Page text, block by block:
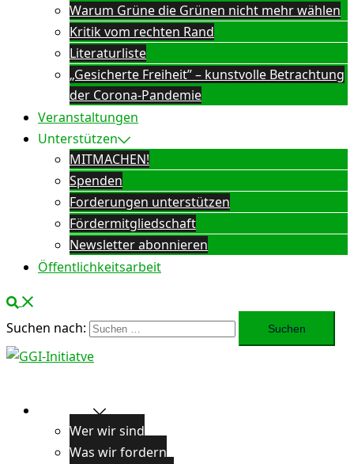
Warum Grüne die Grünen nicht mehr wählen
Kritik vom rechten Rand
Literaturliste
„Gesicherte Freiheit” – kunstvolle Betrachtung
der Corona-Pandemie
Veranstaltungen
Unterstützen
MITMACHEN!
Spenden
Forderungen unterstützen
Fördermitgliedschaft
Newsletter abonnieren
Öffentlichkeitsarbeit
Suchen nach:
Über uns
Wer wir sind
Was wir fordern